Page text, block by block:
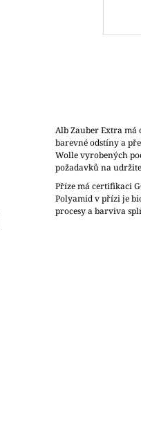
Alb Zauber Extra
barevné odstíny a
Wolle vyrobených
požadavků na
Příze má certifikaci
Polyamid v přízi je
procesy a barviva